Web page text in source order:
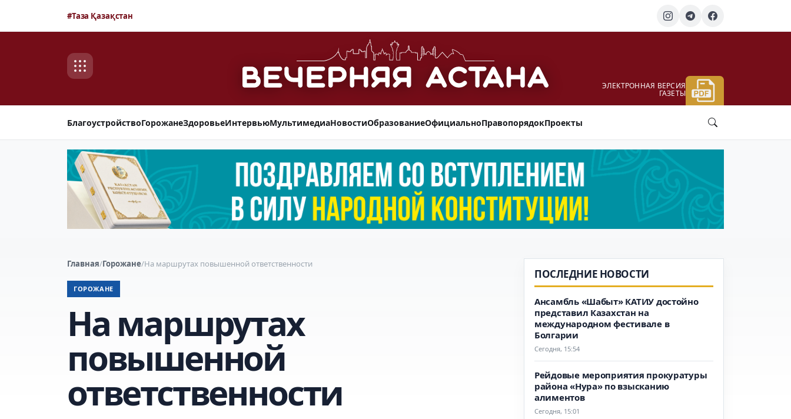
#Таза Қазақстан
ЭЛЕКТРОННАЯ ВЕРСИЯ
ГАЗЕТЫ
БлагоустройствоГорожанеЗдоровьеИнтервьюМультимедиаНовостиОбразованиеОфициальноПравопорядокПроекты
Главная/Горожане/На маршрутах повышенной ответственности
ГОРОЖАНЕ
На маршрутах
повышенной
ответственности
ПОСЛЕДНИЕ НОВОСТИ
Ансамбль «Шабыт» КАТИУ достойно
представил Казахстан на
международном фестивале в
Болгарии
Сегодня, 15:54
Рейдовые мероприятия прокуратуры
района «Нура» по взысканию
алиментов
Сегодня, 15:01